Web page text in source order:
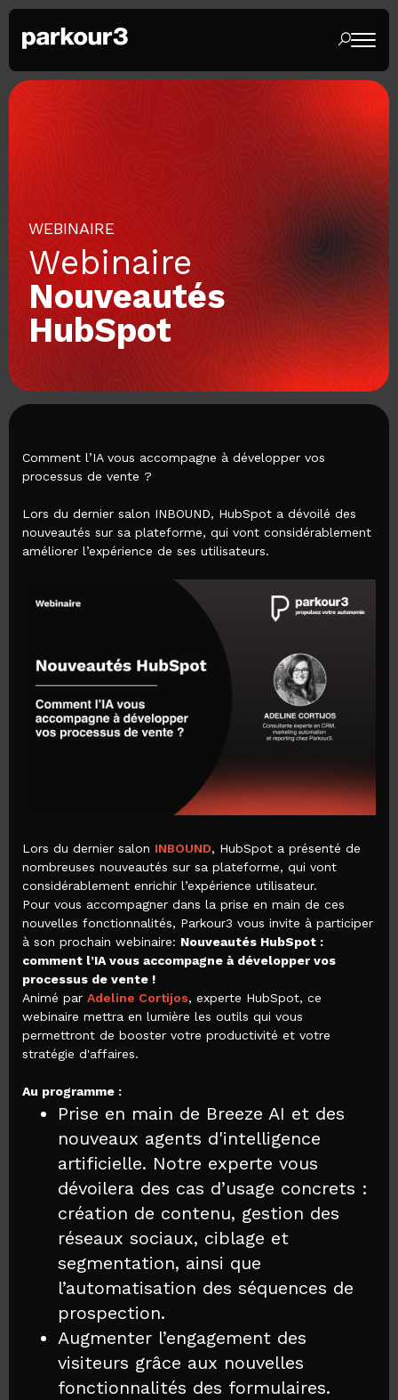
WEBINAIRE
Webinaire
Nouveautés
HubSpot
Comment l’IA vous accompagne à développer vos
processus de vente ?
Lors du dernier salon INBOUND, HubSpot a dévoilé des
nouveautés sur sa plateforme, qui vont considérablement
améliorer l’expérience de ses utilisateurs.
Lors du dernier salon INBOUND, HubSpot a présenté de
nombreuses nouveautés sur sa plateforme, qui vont
considérablement enrichir l’expérience utilisateur.
Pour vous accompagner dans la prise en main de ces
nouvelles fonctionnalités, Parkour3 vous invite à participer
à son prochain webinaire: Nouveautés HubSpot :
comment l’IA vous accompagne à développer vos
processus de vente !
Animé par Adeline Cortijos, experte HubSpot, ce
webinaire mettra en lumière les outils qui vous
permettront de booster votre productivité et votre
stratégie d'affaires.
Au programme :
Prise en main de Breeze AI et des
nouveaux agents d'intelligence
artificielle. Notre experte vous
dévoilera des cas d’usage concrets :
création de contenu, gestion des
réseaux sociaux, ciblage et
segmentation, ainsi que
l’automatisation des séquences de
prospection.
Augmenter l’engagement des
visiteurs grâce aux nouvelles
fonctionnalités des formulaires.